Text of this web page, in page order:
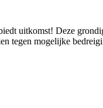
uitkomst! Deze
tegen mogelijke